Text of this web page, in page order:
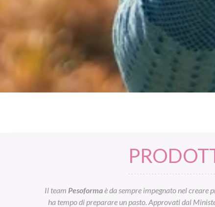
Il team Pesoformaè da sempre impegnato nel creare
ha tempo di preparare un pasto. Approvati dal